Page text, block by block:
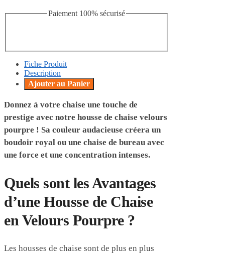
Paiement 100% sécurisé
Fiche Produit
Description
Ajouter au Panier
Donnez à votre chaise une touche de
prestige avec notre housse de chaise velours
pourpre ! Sa couleur audacieuse créera un
boudoir royal ou une chaise de bureau avec
une force et une concentration intenses.
Quels sont les Avantages
d’une Housse de Chaise
en Velours Pourpre ?
Les housses de chaise sont de plus en plus